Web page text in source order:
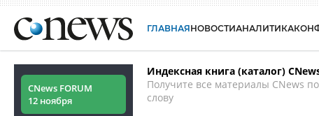
ГЛАВНАЯНОВОСТИАНАЛИТИКА
CNews FORUM
12 ноября
Индексная книга (каталог)
Получите все материалы CNews
слову